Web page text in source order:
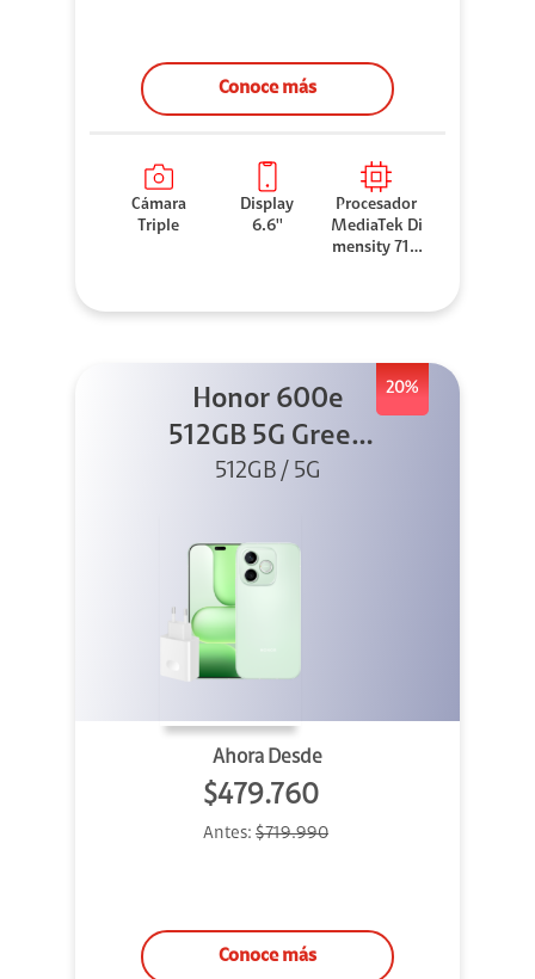
Conoce más
Cámara
Triple
Display
6.6''
Procesador
MediaTek Di
mensity 710
20%
Honor 600e
512GB 5G Green
+ 45W
512GB / 5G
Ahora Desde
$479.760
Antes: $719.990
Conoce más